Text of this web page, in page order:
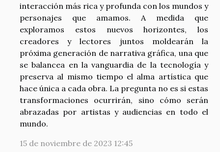
interacción más rica y profunda con los mundos y
personajes que amamos. A medida que
exploramos estos nuevos horizontes, los
creadores y lectores juntos moldearán la
próxima generación de narrativa gráfica, una que
se balancea en la vanguardia de la tecnología y
preserva al mismo tiempo el alma artística que
hace única a cada obra. La pregunta no es si estas
transformaciones ocurrirán, sino cómo serán
abrazadas por artistas y audiencias en todo el
mundo.
15 de noviembre de 2023 12:45